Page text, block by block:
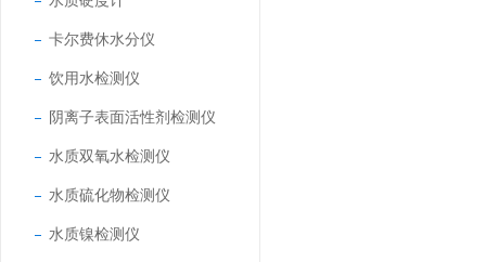
卡尔费休水分仪
饮用水检测仪
阴离子表面活性剂检测仪
水质双氧水检测仪
水质硫化物检测仪
水质镍检测仪